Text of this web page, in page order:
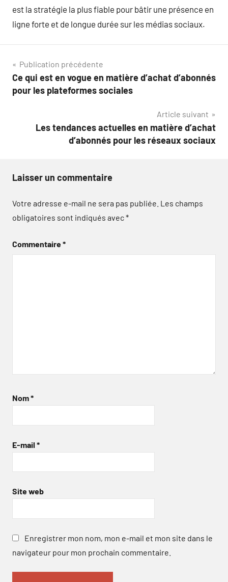
est la stratégie la plus fiable pour bâtir une présence en
ligne forte et de longue durée sur les médias sociaux.
Navigation
de
Publication précédente
Ce qui est en vogue en matière d’achat d’abonnés
pour les plateformes sociales
Article suivant
Les tendances actuelles en matière d’achat
d’abonnés pour les réseaux sociaux
Laisser un commentaire
Votre adresse e-mail ne sera pas publiée. Les champs
obligatoires sont indiqués avec*
Commentaire*
Nom*
E-mail *
Site web
Enregistrer mon nom, mon e-mail et mon site dans le
navigateur pour mon prochain commentaire.